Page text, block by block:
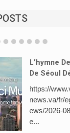
L’hymne
De Séoul
https://
news.va/fr/
ews/2026-
e...